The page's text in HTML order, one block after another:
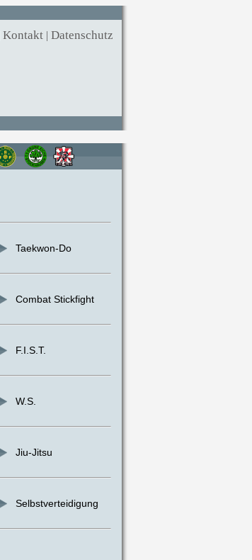
Kontakt| Datenschutz
Taekwon-Do
Combat Stickfight
F.I.S.T.
W.S.
Jiu-Jitsu
Selbstverteidigung